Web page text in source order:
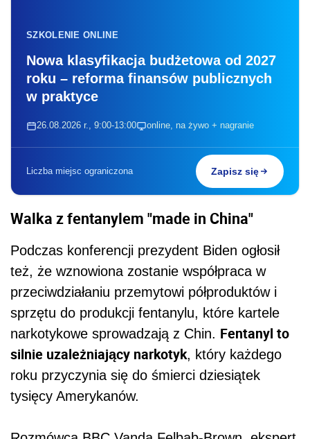
SZKOLENIE ONLINE
Nowa klasyfikacja budżetowa od 2027
roku – reforma finansów publicznych
w praktyce
26.08.2026 r., 9:00-13:00 online, na żywo + nagranie
Liczba miejsc ograniczona Zapisz się
Walka z fentanylem "made in China"
Podczas konferencji prezydent Biden ogłosił
też, że wznowiona zostanie współpraca w
przeciwdziałaniu przemytowi półproduktów i
sprzętu do produkcji fentanylu, które kartele
narkotykowe sprowadzają z Chin. Fentanyl to
silnie uzależniający narkotyk, który każdego
roku przyczynia się do śmierci dziesiątek
tysięcy Amerykanów.